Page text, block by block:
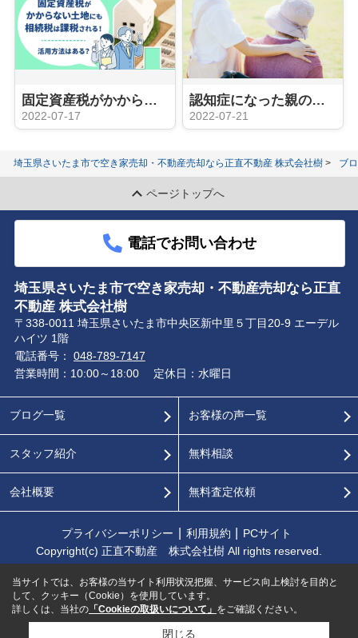
固定資産税がかからない土地にも相続税は課税される！活用方法はある？
2022-07-17
認知症になった親の不動産売却はできない？成年後見制度もご紹介
2022-07-21
埼玉県さいたま市で空き家売却・不動産売却なら正直不動産 株式会社樹 ブ
ページトップへ
電話でお問い合わせ
埼玉県さいたま市で空き家売却・不動産売却なら正直
不動産 株式会社樹
〒338-0011 埼玉県さいたま市中央区新中里５丁目20-9 エーデル
ハイツ 1階
電話番号： 048-789-7147
営業時間：10:00～18:00
定休日：水曜日
ブログ一覧
スタッフ紹介
会社概要
お客様の声一覧
無料相談
無料査定依頼
プライバシーポリシー 利用規約
PCサイト
Copyright(c) 正直不動産 株式会社樹 All rights reserved.
当サイトでは、お客様の当サイト利用状況把握、サービス向上検討を目的と
して、クッキー（Cookie）を使用しています。
詳しくは、当社の 「Cookieの取扱いについて」 をご確認ください。
閉じる